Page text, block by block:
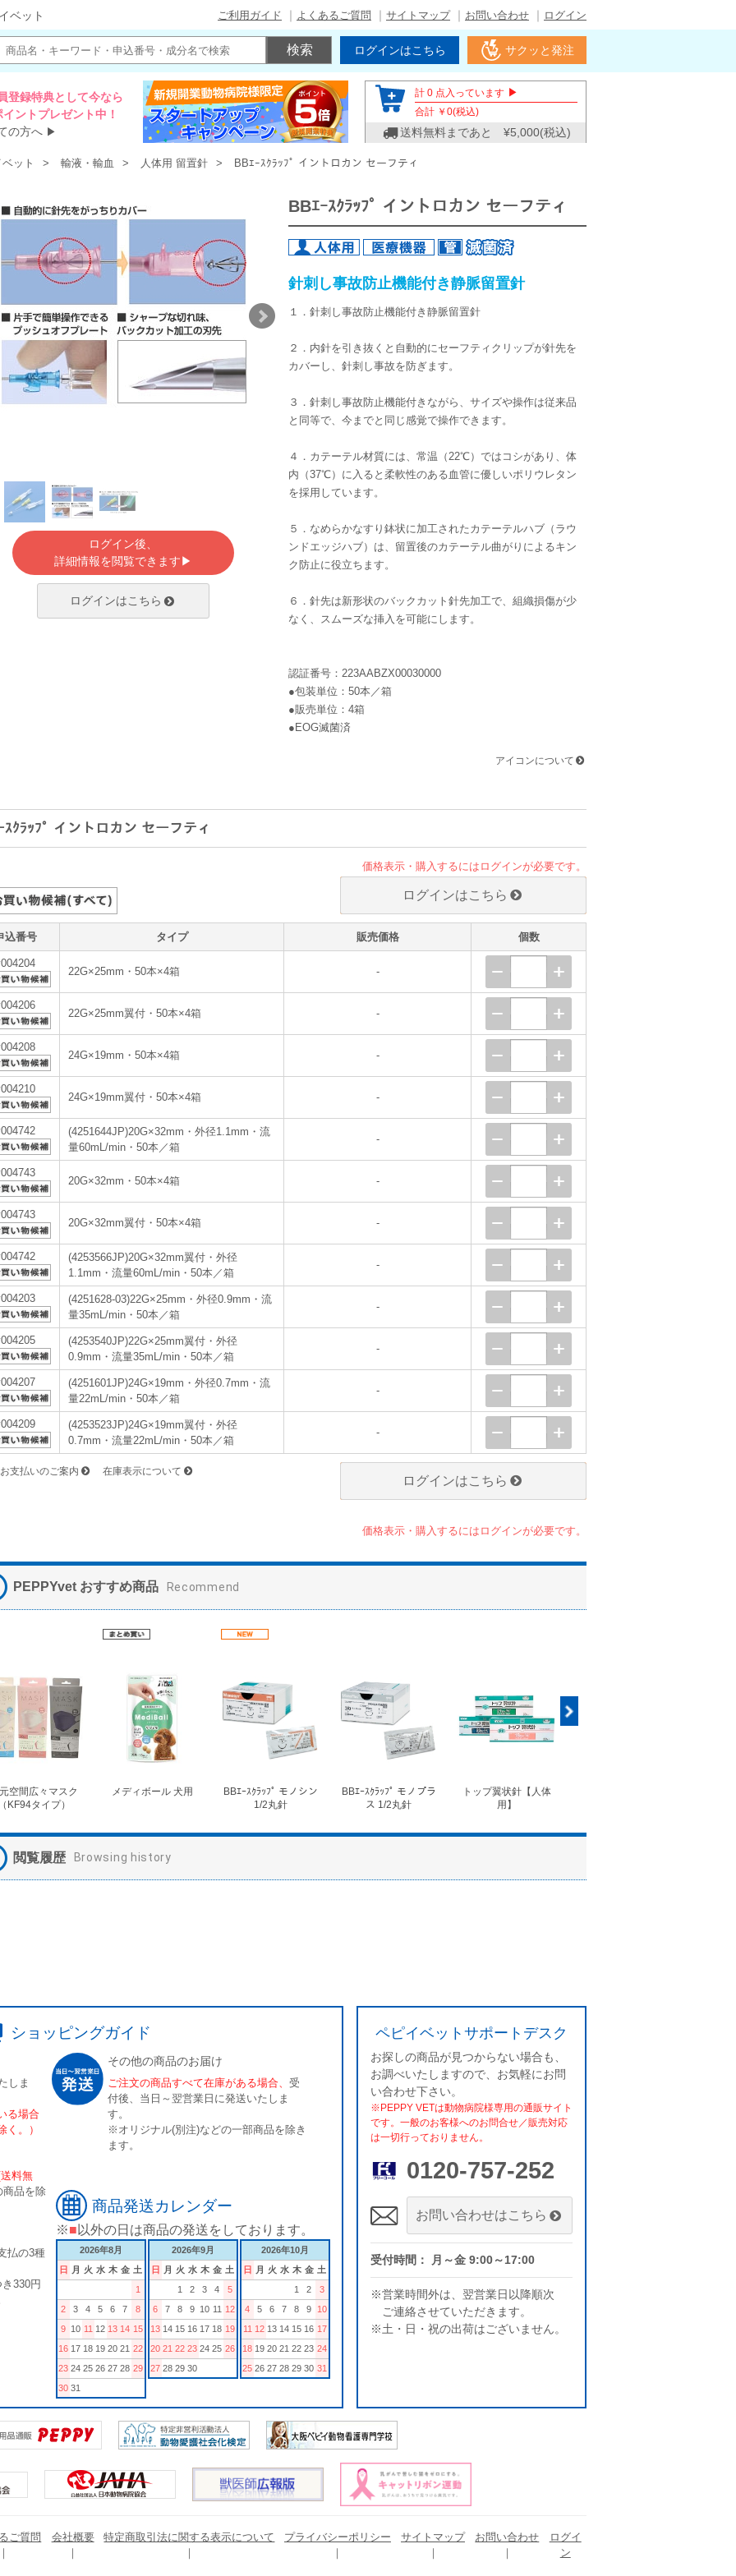
ベット ご利用ガイド よくあるご質問 サイトマップ お問い合わせ ログイン
ログインはこちら サクッと発注
登録特典として今なら
ントプレゼント中！
の方へ ▶
計 0 点入っています ▶
合計 ￥ 0(税込)
送料無料まであと ¥5,000(税込)
ット 輸液・輸血 人体用 留置針 BBｴｰｽｸﾗｯﾌﾟ イントロカン セーフティ
ログイン後、
詳細情報を閲覧できます▶
ログインはこちら
BBｴｰｽｸﾗｯﾌﾟ イントロカン セーフティ
針刺し事故防止機能付き静脈留置針
１．針刺し事故防止機能付き静脈留置針
２．内針を引き抜くと自動的にセーフティクリップが針先を
カバーし、針刺し事故を防ぎます。
３．針刺し事故防止機能付きながら、サイズや操作は従来品
と同等で、今までと同じ感覚で操作できます。
４．カテーテル材質には、常温（22℃）ではコシがあり、体
内（37℃）に入ると柔軟性のある血管に優しいポリウレタン
を採用しています。
５．なめらかなすり鉢状に加工されたカテーテルハブ（ラウ
ンドエッジハブ）は、留置後のカテーテル曲がりによるキン
ク防止に役立ちます。
６．針先は新形状のバックカット針先加工で、組織損傷が少
なく、スムーズな挿入を可能にします。
認証番号：223AABZX00030000
●包装単位：50本／箱
●販売単位：4箱
●EOG滅菌済
アイコンについて
ｽｸﾗｯﾌﾟ イントロカン セーフティ
価格表示・購入するにはログインが必要です。
ログインはこちら
込番号 タイプ 販売価格 個数
22G×25mm・50本×4箱 -
22G×25mm翼付・50本×4箱 -
24G×19mm・50本×4箱 -
24G×19mm翼付・50本×4箱 -
(4251644JP)20G×32mm・外径1.1mm・流
量60mL/min・50本／箱
-
20G×32mm・50本×4箱 -
20G×32mm翼付・50本×4箱 -
(4253566JP)20G×32mm翼付・外径
1.1mm・流量60mL/min・50本／箱
-
(4251628-03)22G×25mm・外径0.9mm・流
量35mL/min・50本／箱
-
(4253540JP)22G×25mm翼付・外径
0.9mm・流量35mL/min・50本／箱
-
(4251601JP)24G×19mm・外径0.7mm・流
量22mL/min・50本／箱
-
(4253523JP)24G×19mm翼付・外径
0.7mm・流量22mL/min・50本／箱
-
支払いのご案内 在庫表示について
ログインはこちら
価格表示・購入するにはログインが必要です。
PEPPYvet おすすめ商品 Recommend
空間広々マスク
KF94タイプ）
メディボール 犬用
BBｴｰｽｸﾗｯﾌﾟ モノシン
1/2丸針
BBｴｰｽｸﾗｯﾌﾟ モノプラ
ス 1/2丸針
トップ翼状針【人体
用】
閲覧履歴 Browsing history
ショッピングガイド
しま
る場合
。）
料無
品を除
払の3種
330円
その他の商品のお届け
ご注文の商品すべて在庫がある場合、 受
付後、当日～翌営業日に発送いたしま
す。
※オリジナル(別注)などの一部商品を除き
ます。
商品発送カレンダー
※■以外の日は商品の発送をしております。
2026年8月
日 月 火 水 木 金 土
1
2
3 4 5 6 7
8
9 10 11 12 13 14 15
16 17 18 19 20 21 22
23 24 25 26 27 28 29
30 31
2026年9月
日 月 火 水 木 金 土
1
2 3 4
5
6
7 8 9 10 11 12
13 14 15 16 17 18 19
20 21 22 23 24 25 26
27 28 29 30
2026年10月
日 月 火 水 木 金 土
1
2
3
4
5 6 7 8 9
10
11 12 13 14 15 16 17
18 19 20 21 22 23 24
25 26 27 28 29 30 31
ペピイベットサポートデスク
お探しの商品が見つからない場合も、
お調べいたしますので、お気軽にお問
い合わせ下さい。
※PEPPY VETは動物病院様専用の通販サイト
です。一般のお客様へのお問合せ／販売対応
は一切行っておりません。
0120-757-252
お問い合わせはこちら
受付時間： 月～金 9:00～17:00
※営業時間外は、翌営業日以降順次
ご連絡させていただきます。
※土・日・祝の出荷はございません。
ご質問 会社概要 特定商取引法に関する表示について プライバシーポリシー サイトマップ お問い合わせ
ログイ
ン